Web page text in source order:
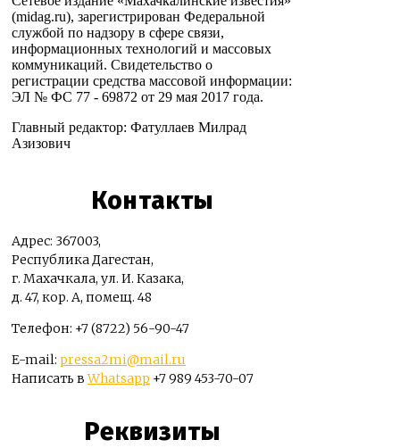
(midag.ru), зарегистрирован Федеральной
службой по надзору в сфере связи,
информационных технологий и массовых
коммуникаций. Свидетельство о
регистрации средства массовой информации:
ЭЛ № ФС 77 - 69872 от 29 мая 2017 года.
Главный редактор: Фатуллаев Милрад
Азизович
Контакты
Адрес: 367003,
Республика Дагестан,
г. Махачкала, ул. И. Казака,
д. 47, кор. А, помещ. 48
Телефон: +7 (8722) 56-90-47
E-mail: pressa2mi@mail.ru
Написать вWhatsapp +7 989 453-70-07
Реквизиты